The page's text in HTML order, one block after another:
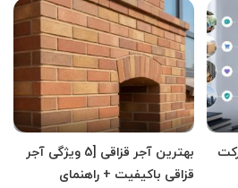
بهترین آجر قزاقی [5 ویژگی آجر
قزاقی باکیفیت + راهنمای